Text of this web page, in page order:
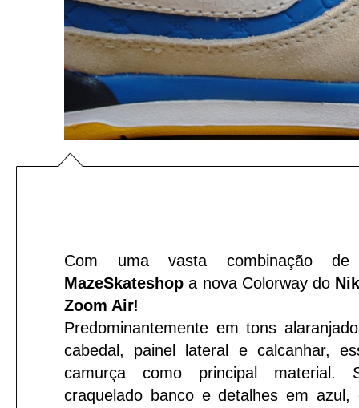
Com uma vasta combinação
MazeSkateshop a nova Colorway do
Zoom Air!
Predominantemente em tons
cabedal, painel lateral e calcanhar,
camurça como principal material.
craquelado banco e detalhes em